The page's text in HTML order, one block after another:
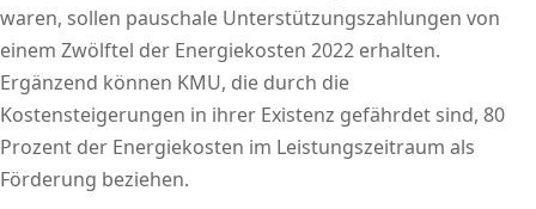
waren, sollen pauschale Unterstützungszahlungen von
einem Zwölftel der Energiekosten 2022 erhalten.
Ergänzend können KMU, die durch die
Kostensteigerungen in ihrer Existenz gefährdet sind, 80
Prozent der Energiekosten im Leistungszeitraum als
Förderung beziehen.